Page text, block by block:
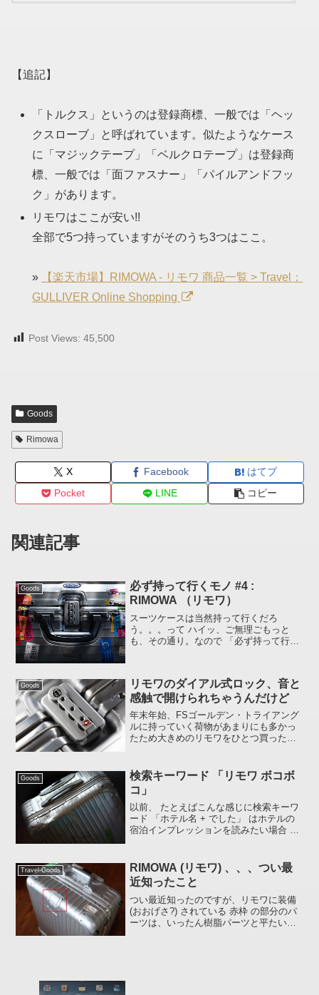
【追記】
「トルクス」というのは登録商標、一般では「ヘッ
クスローブ」と呼ばれています。似たようなケース
に「マジックテープ」「ベルクロテープ」は登録商
標、一般では「面ファスナー」「パイルアンドフッ
ク」があります。
リモワはここが安い!!
全部で5つ持っていますがそのうち3つはここ。
»
【楽天市場】RIMOWA - リモワ 商品一覧 > Travel：
GULLIVER Online Shopping
Post Views: 45,500
Goods
Rimowa
X Facebook
はてブ
Pocket
LINE コピー
関連記事
Goods
必ず持って行くモノ #4 :
RIMOWA （リモワ）
スーツケースは当然持って行くだろ
う。。。って ハイッ、ご無理ごもっと
も、その通り。なので 「必ず持って行く
なってしまったので...
Goods
リモワのダイアル式ロック、音と
感触で開けられちゃうんだけど
年末年始、FSゴールデン・トライアング
ルに持っていく荷物があまりにも多かっ
たため大きめのリモワをひとつ買ったの
と感触で開けられると思いません
か？。。。ユーザーの方買...
Goods
検索キーワード 「リモワ ボコボ
コ」
以前、 たとえばこんな感じに検索キーワ
ード 「ホテル名 + でした」 はホテルの
宿泊インプレッションを読みたい場合 な
WEBサイトに立ち寄られた方の検索キー
ワード に書...
Travel-Goods
RIMOWA (リモワ) 、、、つい最
近知ったこと
つい最近知ったのですが、リモワに装備
(おおげさ?) されている 赤枠 の部分のパ
ーツは、いったん樹脂パーツと平たい紐